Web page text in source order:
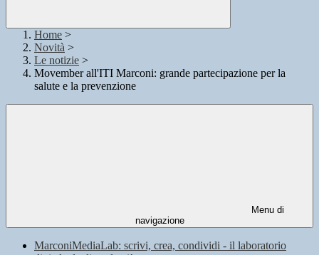
Home >
Novità >
Le notizie >
Movember all'ITI Marconi: grande partecipazione per la
salute e la prevenzione
Menu di
navigazione
MarconiMediaLab: scrivi, crea, condividi - il laboratorio